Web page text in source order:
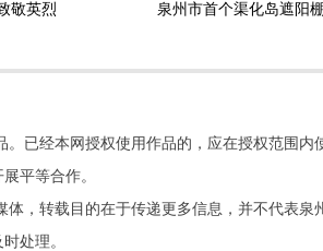
敬英烈
已经本网授权使用作品的，应在授权范围内
平等合作。
，转载目的在于传递更多信息，并不代表泉
处理。